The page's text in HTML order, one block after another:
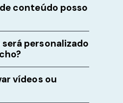
conteúdo posso
personalizado
vídeos ou